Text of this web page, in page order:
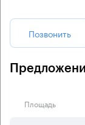
Позвонить
Площадь